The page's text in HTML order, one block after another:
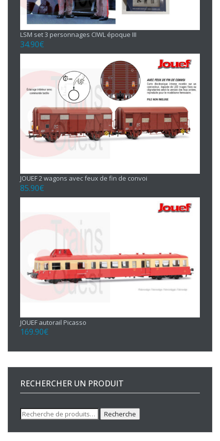
LSM set 3 personnages CIWL époque III
34.90€
JOUEF 2 wagons avec feux de fin de convoi
85.90€
JOUEF autorail Picasso
169.90€
RECHERCHER UN PRODUIT
Recherche
pour :
Recherche